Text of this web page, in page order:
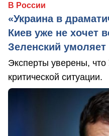
В России
«Украина в
Киев уже не хочет
Зеленский
Эксперты уверены, что
критической ситуации.